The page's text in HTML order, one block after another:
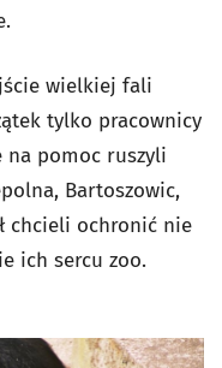
wielkiej fali
tylko pracownicy
na pomoc ruszyli
Bartoszowic,
chcieli ochronić nie
ich sercu zoo.